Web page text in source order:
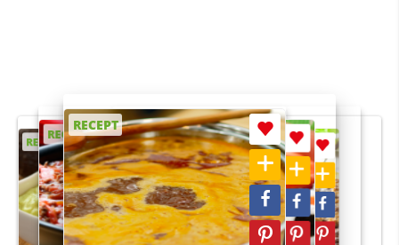
RECEPT
RECEPT
RECEPT
RECEPT
RECEPT